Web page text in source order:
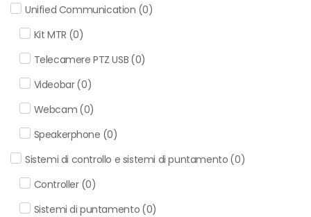
Unified Communication (0)
Kit MTR (0)
Telecamere PTZ USB (0)
Videobar(0)
Webcam (0)
Speakerphone (0)
Sistemi di controllo e sistemi di puntamento (0)
Controller (0)
Sistemi di puntamento (0)